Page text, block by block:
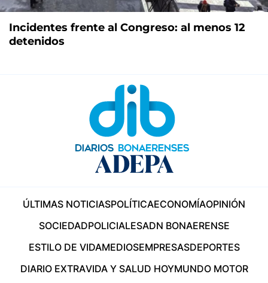
Incidentes frente al Congreso: al menos 12
detenidos
ÚLTIMAS NOTICIASPOLÍTICAECONOMÍAOPINIÓN
SOCIEDADPOLICIALESADN BONAERENSE
ESTILO DE VIDAMEDIOSEMPRESASDEPORTES
DIARIO EXTRAVIDA Y SALUD HOYMUNDO MOTOR